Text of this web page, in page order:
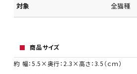
対象 全猫種
商品サイズ
約 幅：5.5×奥行：2.3×高さ：3.5（ｃｍ）